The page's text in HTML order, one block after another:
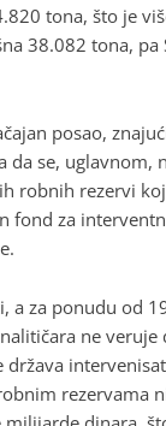
tona, što je
38.082 tona, pa
posao,
da se, uglavnom,
robnih rezervi
fond za
za ponudu od
ne veruje
država
rezervama